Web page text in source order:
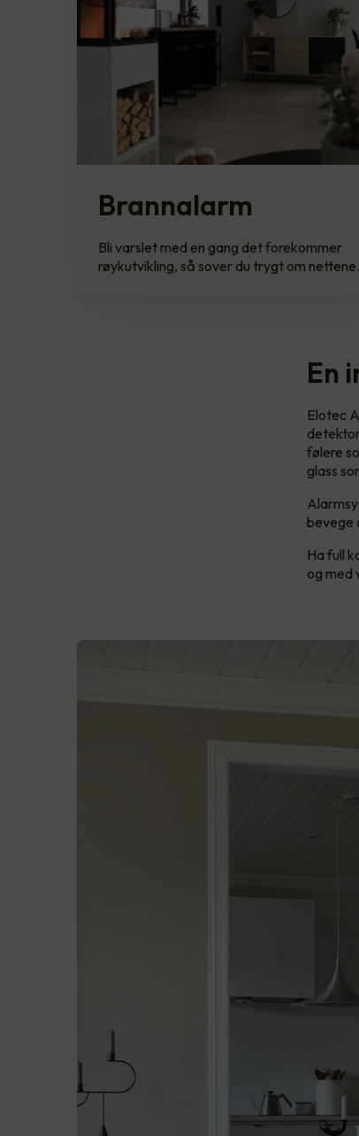
Brannalarm
Bli varslet med en gang det forekommer
røykutvikling, så sover du trygt om nettene.
En
Elotec
følere
glass
bevege
Ha full
og med